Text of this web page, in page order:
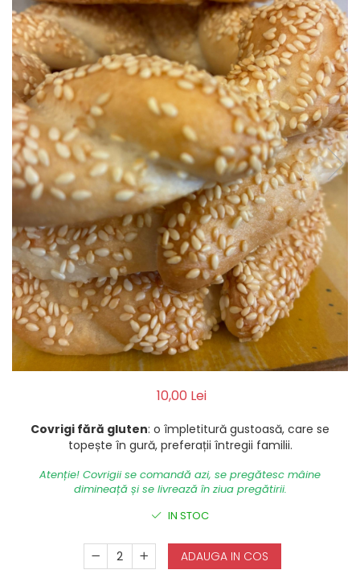
Biscuiți/Fursecuri
Cereale / Fulgi / Musli
Gustări
Bomboane / Acadele / Jeleuri
Băuturi
Ciocolată
Tartinabile
10,00 Lei
Covrigi fără gluten: o împletitură gustoasă, care se
topește în gură, preferații întregii familii.
Atenție! Covrigii se comandă azi, se pregătesc mâine
dimineață și se livrează în ziua pregătirii.
IN STOC
ADAUGA IN COS